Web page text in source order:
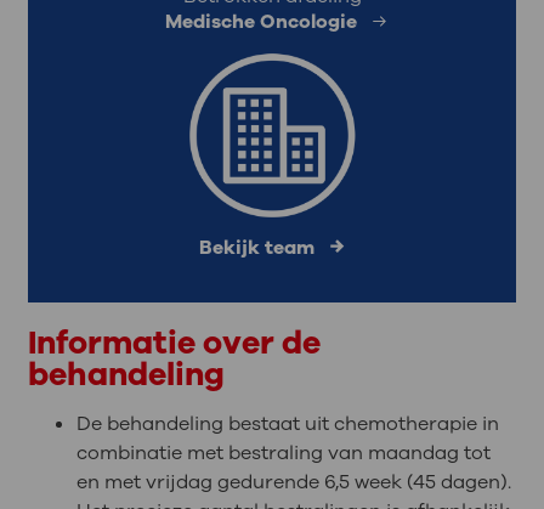
Medische Oncologie
Bekijk team
Informatie over de
behandeling
De behandeling bestaat uit chemotherapie in
combinatie met bestraling van maandag tot
en met vrijdag gedurende 6,5 week (45 dagen).